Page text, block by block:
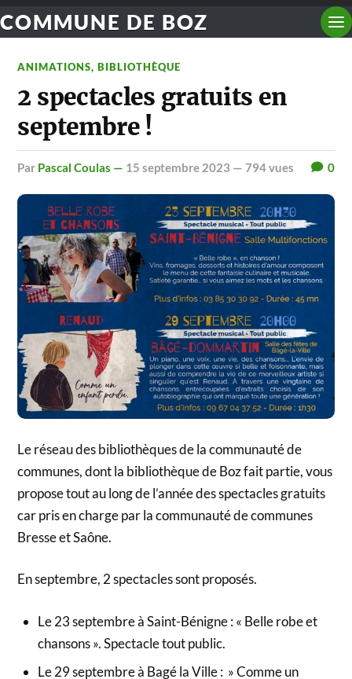
COMMUNE DE BOZ
ANIMATIONS,BIBLIOTHÈQUE
2 spectacles gratuits en
septembre !
par Pascal Coulas — 15 septembre 2023 — 794 vues 0
Le réseau des bibliothèques de la communauté de
communes, dont la bibliothèque de Boz fait partie, vous
propose tout au long de l’année des spectacles gratuits
car pris en charge par la communauté de communes
Bresse et Saône.
En septembre, 2 spectacles sont proposés.
Le 23 septembre à Saint-Bénigne : « Belle robe et
chansons ». Spectacle tout public.
Le 29 septembre à Bagé la Ville : » Comme un